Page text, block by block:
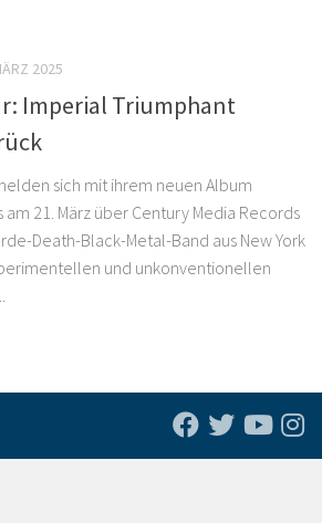
2025
Imperial Triumphant
sich mit ihrem neuen Album
am 21. März über Century Media Records
Death-Black-Metal-Band aus New York
und unkonventionellen